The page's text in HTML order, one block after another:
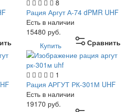
8
Рация Аргут А-74 dPMR UHF
Есть в наличии
15480 руб.
Сравнить
Купить
1
Рация АРГУТ РК-301М UHF
Есть в наличии
19170 руб.